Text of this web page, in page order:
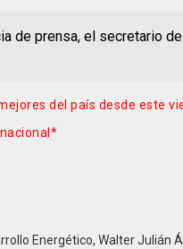
de prensa, el secretario
del país desde este
Energético, Walter Julián